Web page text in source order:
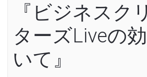
『ビジネスク
ターズLiveの
いて』